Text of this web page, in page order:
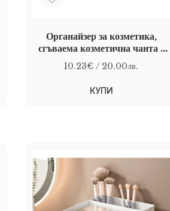
Органайзер за козметика,
сгъваема козметична чанта с
кука за закачане, Сив, 23 х 19
см
10.23€ / 20.00лв.
КУПИ